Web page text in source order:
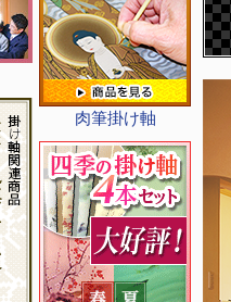
肉筆掛け軸